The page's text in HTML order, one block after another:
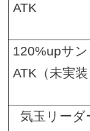
ATK
120%upサ
ATK （未実装
気玉リーダ